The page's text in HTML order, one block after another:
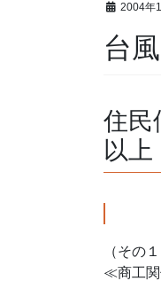
2004年
台
住民
以上
（その
≪商工